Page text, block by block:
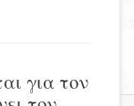
για τον